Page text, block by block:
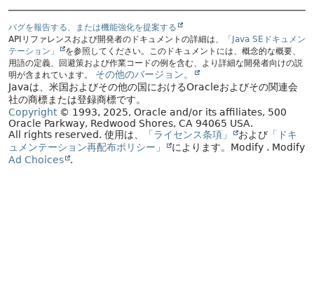
バグを報告する、または機能強化を提案する
APIリファレンスおよび開発者のドキュメントの詳細は、
「Java SEドキュメン
テーション」
を参照してください。このドキュメントには、概念的な概要、
用語の定義、回避策および作業コードの例を含む、より詳細な開発者向けの説
明が含まれています。
その他のバージョン。
Javaは、米国およびその他の国におけるOracleおよびその関連会
社の商標または登録商標です。
Copyright© 1993, 2025, Oracle and/or its affiliates, 500
Oracle Parkway, Redwood Shores, CA 94065 USA.
All rights reserved. 使用は、 「ライセンス条項」 および 「ドキ
ュメンテーション再配布ポリシー」
によります。 Modify . Modify
Ad Choices
.